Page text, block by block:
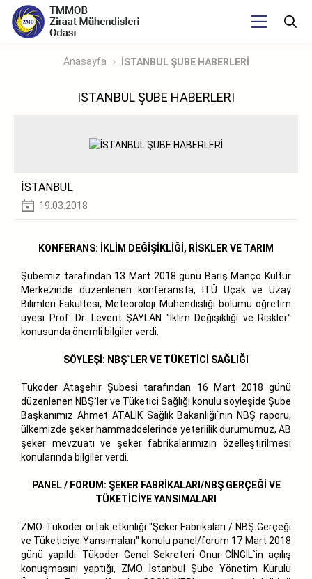
Anasayfa İSTANBUL ŞUBE HABERLERİ
İSTANBUL ŞUBE HABERLERİ
İSTANBUL
19.03.2018
KONFERANS: İKLİM DEĞİŞİKLİĞİ, RİSKLER VE TARIM
Şubemiz tarafından 13 Mart 2018 günü Barış Manço Kültür
Merkezinde düzenlenen konferansta, İTÜ Uçak ve Uzay
Bilimleri Fakültesi, Meteoroloji Mühendisliği bölümü öğretim
üyesi Prof. Dr. Levent ŞAYLAN "İklim Değişikliği ve Riskler"
konusunda önemli bilgiler verdi.
SÖYLEŞİ: NBŞ`LER VE TÜKETİCİ SAĞLIĞI
Tükoder Ataşehir Şubesi tarafından 16 Mart 2018 günü
düzenlenen NBŞ`ler ve Tüketici Sağlığı konulu söyleşide Şube
Başkanımız Ahmet ATALIK Sağlık Bakanlığı`nın NBŞ raporu,
ülkemizde şeker hammaddelerinde yeterlilik durumumuz, AB
şeker mevzuatı ve şeker fabrikalarımızın özelleştirilmesi
konularında bilgiler verdi.
PANEL / FORUM: ŞEKER FABRİKALARI/NBŞ GERÇEĞİ VE
TÜKETİCİYE YANSIMALARI
ZMO-Tükoder ortak etkinliği "Şeker Fabrikaları / NBŞ Gerçeği
ve Tüketiciye Yansımaları" konulu panel/forum 17 Mart 2018
günü yapıldı. Tükoder Genel Sekreteri Onur CİNGİL`in açılış
konuşmasını yaptığı, ZMO İstanbul Şube Yönetim Kurulu